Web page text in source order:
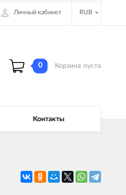
Личный кабинет RUB
0 Корзина пуста
Контакты